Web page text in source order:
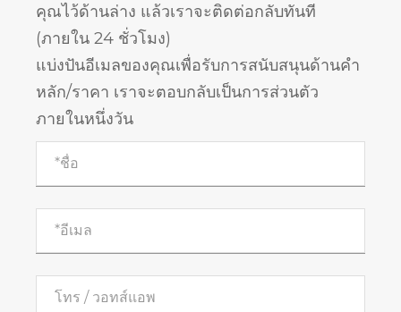
คุณไว้ด้านล่าง แล้วเราจะติดต่อกลับทันที
(ภายใน 24 ชั่วโมง)
แบ่งปันอีเมลของคุณเพื่อรับการสนับสนุนด้านคำ
หลัก/ราคา เราจะตอบกลับเป็นการส่วนตัว
ภายในหนึ่งวัน